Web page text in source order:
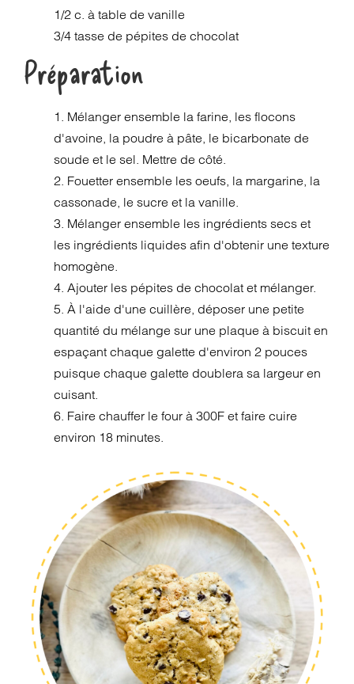
1/2 c. à table de vanille
3/4 tasse de pépites de chocolat
Préparation
1. Mélanger ensemble la farine, les flocons
d'avoine, la poudre à pâte, le bicarbonate de
soude et le sel. Mettre de côté.
2. Fouetter ensemble les oeufs, la margarine, la
cassonade, le sucre et la vanille.
3. Mélanger ensemble les ingrédients secs et
les ingrédients liquides afin d'obtenir une texture
homogène.
4. Ajouter les pépites de chocolat et mélanger.
5. À l'aide d'une cuillère, déposer une petite
quantité du mélange sur une plaque à biscuit en
espaçant chaque galette d'environ 2 pouces
puisque chaque galette doublera sa largeur en
cuisant.
6. Faire chauffer le four à 300F et faire cuire
environ 18 minutes.